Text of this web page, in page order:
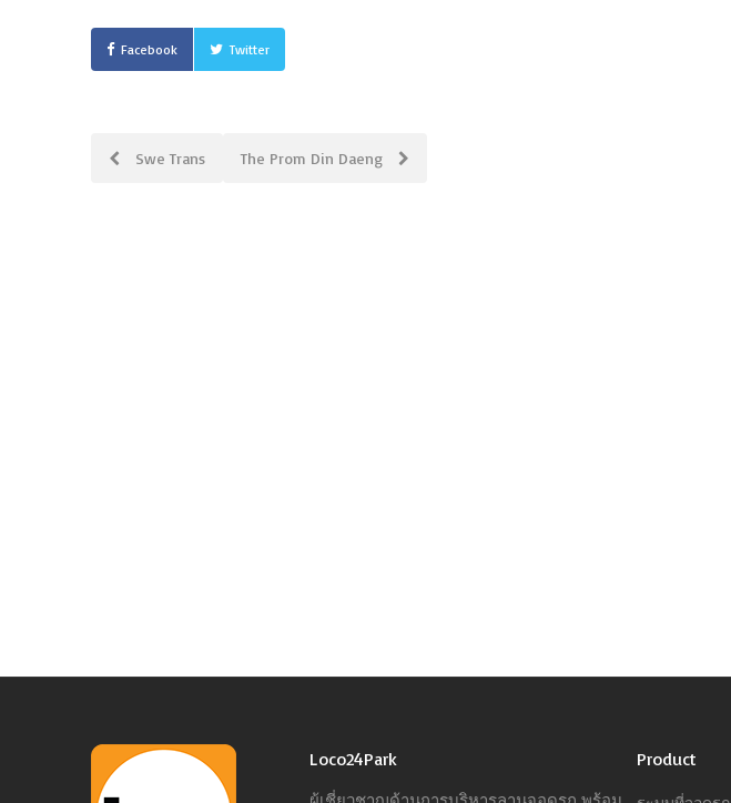
Facebook Twitter
PostSwe Trans The Prom Din Daeng
Loco24Park Product